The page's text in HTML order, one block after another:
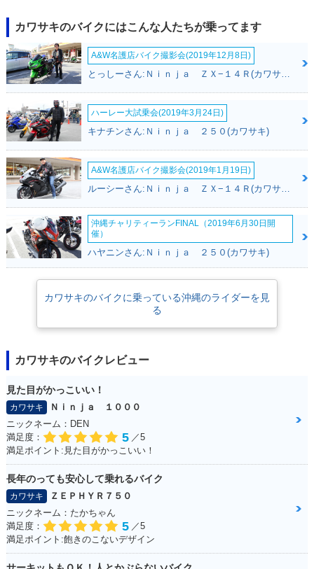
1990年 ZZR1100・
新登場
カワサキのバイクにはこんな人たちが乗ってます
A&W名護店バイク撮影会(2019年12月8日)
ハーレー大試乗会(2019年3月24日)
キナチンさん:Ｎｉｎｊａ ２５０(カワサキ)
A&W名護店バイク撮影会(2019年1月19日)
沖縄チャリティーランFINAL（2019年6月30日開
催）
ハヤニンさん:Ｎｉｎｊａ ２５０(カワサキ)
カワサキのバイクに乗っている沖縄のライダーを見
る
カワサキのバイクレビュー
見た目がかっこいい！
カワサキ
Ｎｉｎｊａ １０００
ニックネーム：DEN
満足度：
5 ／5
満足ポイント:見た目がかっこいい！
長年のっても安心して乗れるバイク
カワサキ
ＺＥＰＨＹＲ７５０
ニックネーム：たかちゃん
満足度：
5 ／5
満足ポイント:飽きのこないデザイン